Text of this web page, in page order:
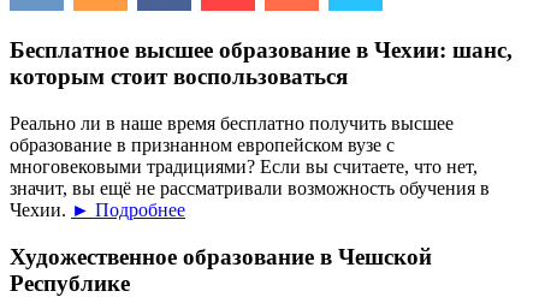
Бесплатное высшее образование в Чехии: шанс,
которым стоит воспользоваться
Реально ли в наше время бесплатно получить высшее
образование в признанном европейском вузе с
многовековыми традициями? Если вы считаете, что нет,
значит, вы ещё не рассматривали возможность обучения в
Чехии. ► Подробнее
Художественное образование в Чешской
Республике